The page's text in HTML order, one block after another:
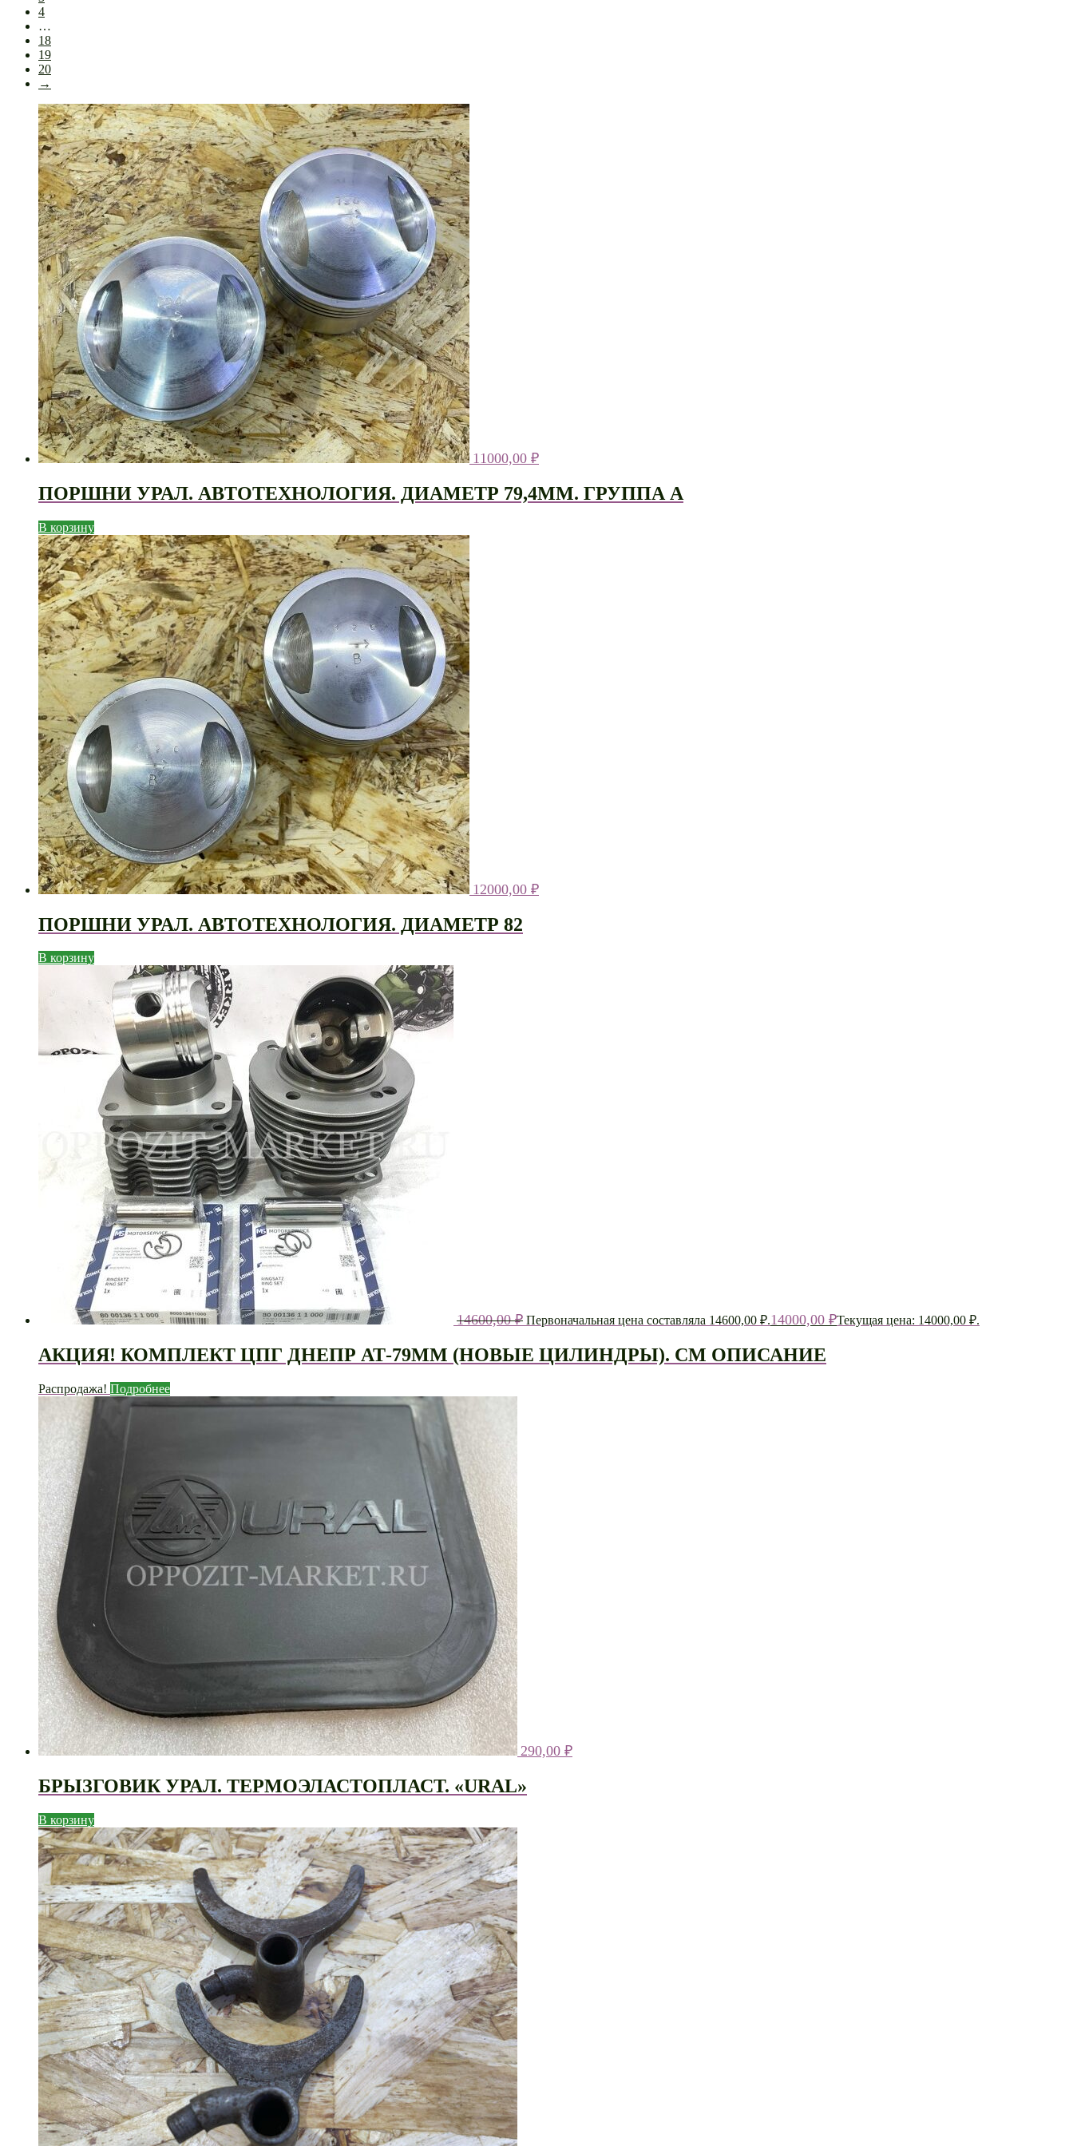
4
…
18
19
20
→
11000,00 ₽
ПОРШНИ УРАЛ. АВТОТЕХНОЛОГИЯ. ДИАМЕТР 79,4ММ. ГРУППА А
В корзину
12000,00 ₽
ПОРШНИ УРАЛ. АВТОТЕХНОЛОГИЯ. ДИАМЕТР 82
В корзину
14600,00₽ Первоначальная цена составляла 14600,00 ₽.14000,00 ₽Текущая цена: 14000,00 ₽.
АКЦИЯ! КОМПЛЕКТ ЦПГ ДНЕПР АТ-79ММ (НОВЫЕ ЦИЛИНДРЫ). СМ ОПИСАНИЕ
Распродажа! Подробнее
290,00 ₽
БРЫЗГОВИК УРАЛ. ТЕРМОЭЛАСТОПЛАСТ. «URAL»
В корзину